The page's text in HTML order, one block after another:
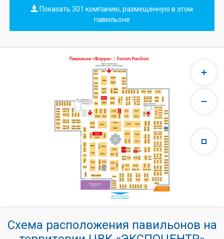
Показать 301 компанию, размещенную в этом
павильоне
Схема расположения павильонов на